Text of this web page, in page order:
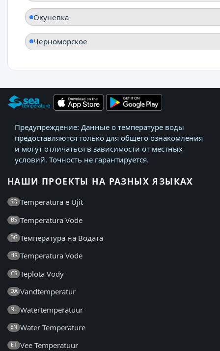
Окуневка
Черноморское
Предупреждение: Данные о температуре воды
предоставляются только для общего ознакомления
и могут отличаться в зависимости от местных
условий. Точность не гарантируется.
НАШИ ПРОЕКТЫ НА РАЗНЫХ ЯЗЫКАХ
SQ Temperatura e Ujit
BS Temperatura Vode
BG Температура на Водата
HR Temperatura Vode
CS Teplota Vody
DA Vandtemperatur
NL Watertemperatuur
EN Water Temperature
ET Vee Temperatuur